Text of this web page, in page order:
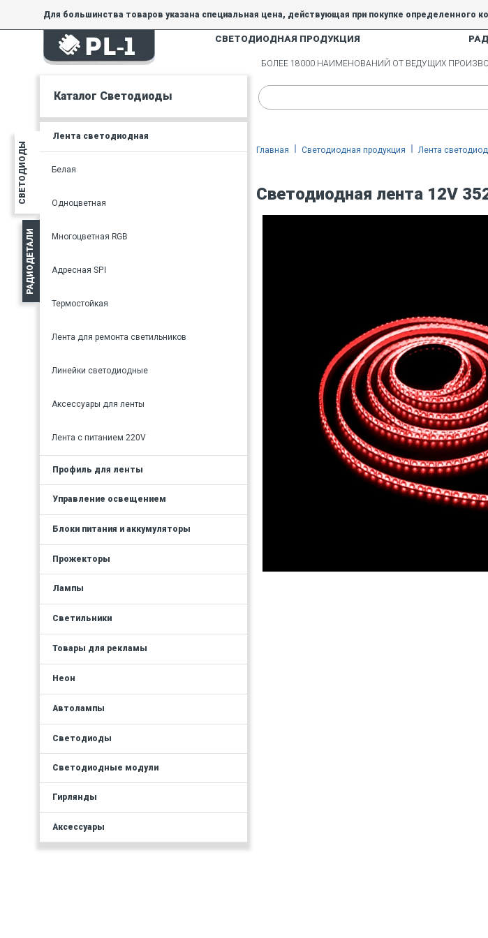
Для большинства товаров указана специальная цена, действующая при покупке определенного
товара.
На товары, купленные по специальной цене, общие скидки 5% и 10% не действуют.
СВЕТОДИОДНАЯ ПРОДУКЦИЯ
СВЕТОДИОДЫ
РАДИОДЕТАЛИ
Каталог Светодиоды
Лента светодиодная
Белая
Одноцветная
Многоцветная RGB
Адресная SPI
Термостойкая
Лента для ремонта светильников
Линейки светодиодные
Аксессуары для ленты
Лента с питанием 220V
Профиль для ленты
Управление освещением
Блоки питания и аккумуляторы
Прожекторы
Лампы
Светильники
Товары для рекламы
Неон
Автолампы
Светодиоды
Светодиодные модули
Гирлянды
Аксессуары
БОЛЕЕ 18000 НАИМЕНОВАНИЙ ОТ ВЕДУЩИХ
Главная Светодиодная продукция Лента
Светодиодная лента 12V